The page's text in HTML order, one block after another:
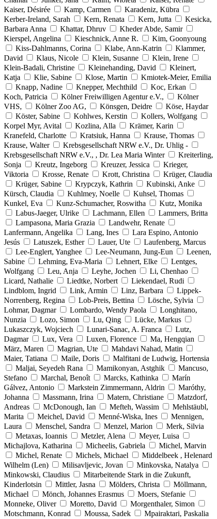
Kaiser, Désirée
Kamp, Carmen
Karadeniz, Kübra
Kerber-Ireland, Sarah
Kern, Renata Kern, Jutta
Kesicka,
Barbara Anna
Khattar, Dhruv
Kheder Abde, Samir
Kierspel, Angelina
Kieschnick, Anne R.
Kim, Goonyoung
Kiss-Dahlmanns, Corina
Klabe, Ann-Katrin
Klammer,
David
Klaus, Nicole Klein, Susanne
Klein, Irene
Klein-Badali, Christine
Kleinehanding, David
Kleinert,
Katja
Klie, Sabine Klose, Martin
Kmiotek-Meier, Emilia
Knapp, Nadine
Knepper, Mechthild
Koc, Erkan
Koch, Patricia
Kölner Freiwilligen Agentur e.V.,
Kölner
VHS,
Kölner Zoo AG, Könsgen, Deidre
Köse, Haydar
Köster, Sabine
Kohlwes, Kerstin
Kollers, Wolfgang
Korpel Myr, Avital
Kozlina, Alla
Krämer, Karin
Kranefeld, Charlotte
Kratsiuk, Hanna
Krause, Thomas
Krause, Walter
Krebsgesellschaft NRW e.V., Dr. Uhlig -
Krebsgesellschaft NRW e.V., , Dr. Lea Maria Winter
Kreiterling,
Sonja
Kreutz, Ingeborg Kreuzer, Jessica
Krieger,
Viktoria
Krosse, Renate Krott, Christina
Krüger, Claudia
Krüger, Sabine
Krypczyk, Kathrin
Kubinski, Anke
Kürsch, Claudia
Kuhlmey, Noelle
Kuhsel, Thomas
Kunkel, Eva
Kunz-Schumacher, Roswitha
Kutz, Monika
Labus-Jaeger, Ulrike
Lachmann, Ellen
Lammers, Britta
Lampasona, Maria Grazia
Landwehr, Renate
Lanfermann, Angelika
Lang, Ines
Lara Espino, Antonio
Jesús
Latuszek, Esther Lauer, Ute
Laufenberg, Marcus
Lee-Englert, Yanghee
Lee-Neumann, Jung-Eun
Leenen,
Sabine
Lehming, Eva-Maria Lehnert, Elke
Lentges,
Wolfgang
Leu, Anja Leyhe, Jochen
Li, Chenhao
Licard, Nathalie
Liedtke, Norbert
Liekendael, Rudi
Lindblom, Ingrid
Link, Armin Linz, Barbara
Lippek-
Norrenberg, Regina
Lob-Preis, Bettina
Lösche, Sylvia
Lohmar, Dagmar
Lombardo, Wendy Paola
Longhitano,
Nunzia
Lozo, Simon Lu, Qing
Lücke, Markus
Lukaszczyk, Wojciech
Lunari-Sanac, A. Franca
Lutz,
Dagmar
Lux, Vera Luxen, Florence
Ma, Hengqian
März, Maren
Magrian, Ute
Mahdavi Nahad, Matin
Maier, Tatiana
Maile, Doris
Malfitani de Ludwig, Hortensia
Maljai, Seyedeh Rana
Mamikonyan, Astghik
Mancuso,
Stefano
Marchal, Benoît Marcks, Kathinka
Marín
Gálvez, Antonio
Markstein Zimmermann, Aldrin
Maróthy,
Johanna
Massmann, Irina Matern, Christiane
Matzdorf,
Andreas
McDonough, Ian Mefteh, Wassim
Mehlstäubl,
Marita
Meichel, David Menné-Wiska, Ines
Mennigen,
Laura
Menschel, Sandra Menzel, Marion
Merk, Silvia
Metaxas, Ioannis
Metzler, Alena
Meyer, Luisa
Michajlova, Katharina
Micheelis, Gabriela
Michel, Marvin
Michel, Renate
Michels, Michael
Middelbeek , Helenard
Wilhelm (Len)
Milisavljevic, Jovan
Minkovska, Natalya
Minkowski, Claudius
Mitarbeitende Stark in die Zukunft,
Kinderlotsin
Mittler, Jasna Mölders, Christa
Möllmann,
Michael
Mönch, Johannes Erasmus
Moers, Stefanie
Monneke, Oliver
Moretto, David
Morgenthaler, Simon
Motschmann, Konrad
Moussa, Sadek
Mpairaktari, Paskalia